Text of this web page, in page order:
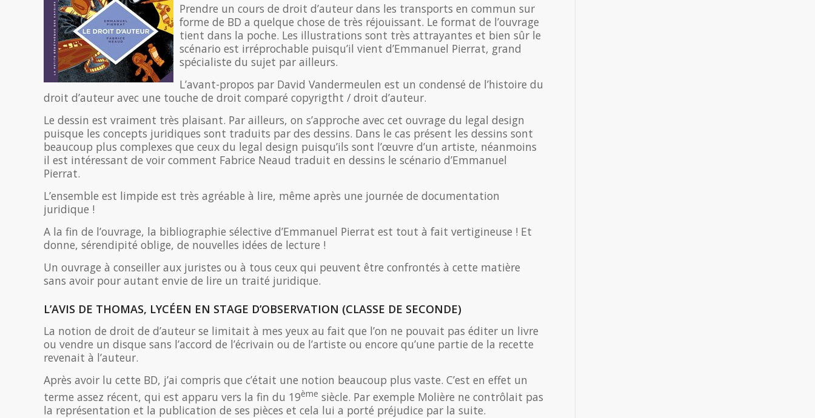
Prendre un cours de droit d’auteur dans les transports en commun sur
forme de BD a quelque chose de très réjouissant. Le format de l’ouvrage
tient dans la poche. Les illustrations sont très attrayantes et bien sûr le
scénario est irréprochable puisqu’il vient d’Emmanuel Pierrat, grand
spécialiste du sujet par ailleurs.
L’avant-propos par David Vandermeulen est un condensé de l’histoire du
droit d’auteur avec une touche de droit comparé copyrigtht / droit d’auteur.
Le dessin est vraiment très plaisant. Par ailleurs, on s’approche avec cet ouvrage du legal design
puisque les concepts juridiques sont traduits par des dessins. Dans le cas présent les dessins sont
beaucoup plus complexes que ceux du legal design puisqu’ils sont l’œuvre d’un artiste, néanmoins
il est intéressant de voir comment Fabrice Neaud traduit en dessins le scénario d’Emmanuel
Pierrat.
L’ensemble est limpide est très agréable à lire, même après une journée de documentation
juridique !
A la fin de l’ouvrage, la bibliographie sélective d’Emmanuel Pierrat est tout à fait vertigineuse ! Et
donne, sérendipité oblige, de nouvelles idées de lecture !
Un ouvrage à conseiller aux juristes ou à tous ceux qui peuvent être confrontés à cette matière
sans avoir pour autant envie de lire un traité juridique.
L’AVIS DE THOMAS, LYCÉEN EN STAGE D’OBSERVATION (CLASSE DE SECONDE)
La notion de droit de d’auteur se limitait à mes yeux au fait que l’on ne pouvait pas éditer un livre
ou vendre un disque sans l’accord de l’écrivain ou de l’artiste ou encore qu’une partie de la recette
revenait à l’auteur.
Après avoir lu cette BD, j’ai compris que c’était une notion beaucoup plus vaste. C’est en effet un
terme assez récent, qui est apparu vers la fin du 19ème siècle. Par exemple Molière ne contrôlait pas
la représentation et la publication de ses pièces et cela lui a porté préjudice par la suite.